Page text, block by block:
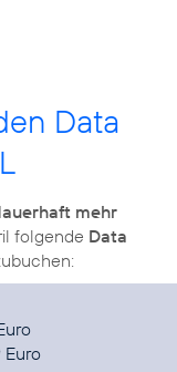
Data
mehr
folgende Data
Euro